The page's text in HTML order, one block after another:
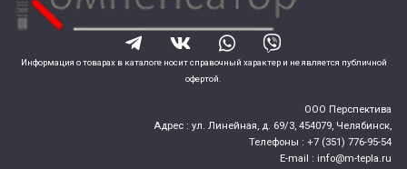
Информация о товарах в каталоге носит справочный характер и не является публичной
офертой.
ООО Перспектива
Адрес :ул. Линейная, д. 69/3, 454079, Челябинск,
Телефоны : +7 (351) 776-95-54
E-mail : info@m-tepla.ru